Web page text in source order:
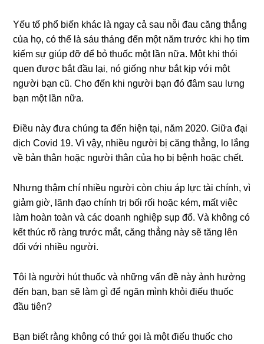
Yếu tố phổ biến khác là ngay cả sau nỗi đau căng thẳng
của họ, có thể là sáu tháng đến một năm trước khi họ tìm
kiếm sự giúp đỡ để bỏ thuốc một lần nữa. Một khi thói
quen được bắt đầu lại, nó giống như bắt kịp với một
người bạn cũ. Cho đến khi người bạn đó đâm sau lưng
bạn một lần nữa.
Điều này đưa chúng ta đến hiện tại, năm 2020. Giữa đại
dịch Covid 19. Vì vậy, nhiều người bị căng thẳng, lo lắng
về bản thân hoặc người thân của họ bị bệnh hoặc chết.
Nhưng thậm chí nhiều người còn chịu áp lực tài chính, vì
giảm giờ, lãnh đạo chính trị bối rối hoặc kém, mất việc
làm hoàn toàn và các doanh nghiệp sụp đổ. Và không có
kết thúc rõ ràng trước mắt, căng thẳng này sẽ tăng lên
đối với nhiều người.
Tôi là người hút thuốc và những vấn đề này ảnh hưởng
đến bạn, bạn sẽ làm gì để ngăn mình khỏi điếu thuốc
đầu tiên?
Bạn biết rằng không có thứ gọi là một điếu thuốc cho